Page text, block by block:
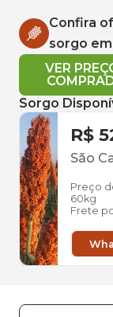
Confira
sorgo em
VER
Sorgo
R$
São
Preço
60kg
Frete